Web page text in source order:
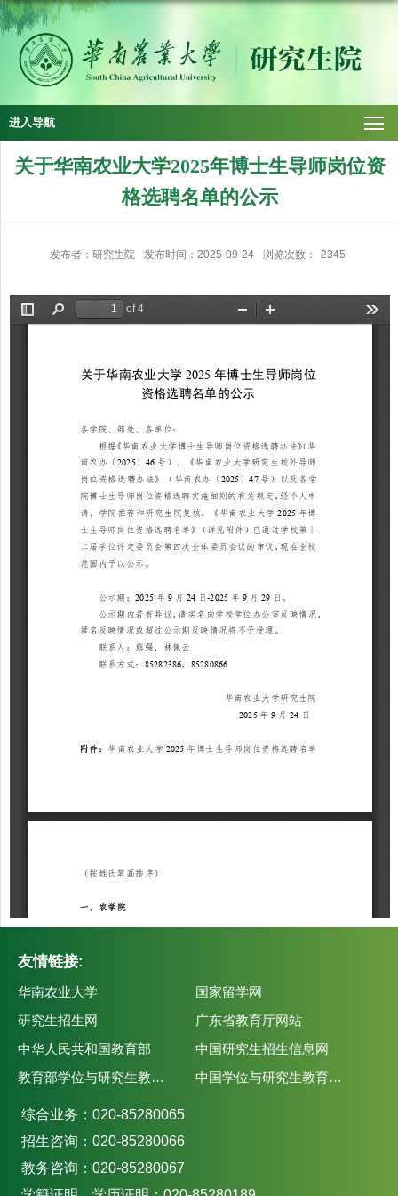
进入导航
关于华南农业大学2025年博士生导师岗位资
格选聘名单的公示
发布者：研究生院 发布时间：2025-09-24 浏览次数： 2345
友情链接:
华南农业大学
国家留学网
研究生招生网
广东省教育厅网站
中华人民共和国教育部
中国研究生招生信息网
教育部学位与研究生教育发展中心
中国学位与研究生教育学会
综合业务：020-85280065
招生咨询：020-85280066
教务咨询：020-85280067